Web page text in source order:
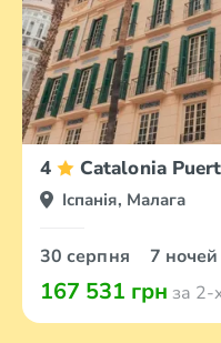
4 Catalonia
Іспанія, Малага
30 серпня 7 ночей
167 531 грн за 2-